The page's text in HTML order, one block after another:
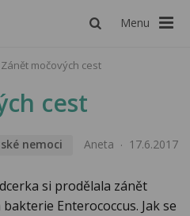
Menu
Zánět močových cest
cest
nemoci Aneta 17.6.2017
si prodělala zánět
Enterococcus. Jak se